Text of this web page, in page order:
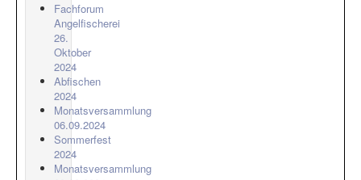
Fachforum
Angelfischerei
26.
Oktober
2024
Abfischen
2024
Monatsversammlung
06.09.2024
Sommerfest
2024
Monatsversammlung